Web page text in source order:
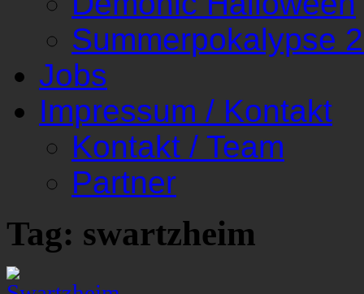
Summerpokalypse
Jobs
Impressum / Kontakt
Kontakt / Team
Partner
Tag: swartzheim